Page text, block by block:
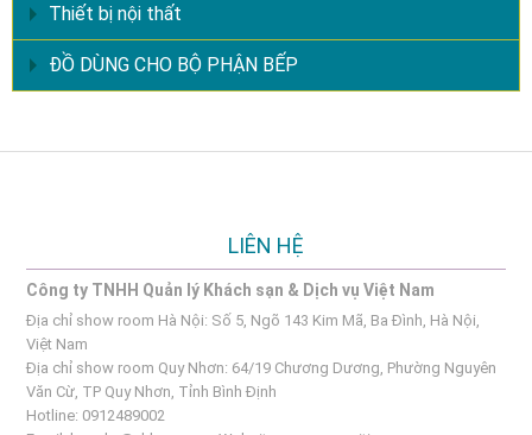
Thiết bị nội thất
ĐỒ DÙNG CHO BỘ PHẬN BẾP
LIÊN HỆ
Công ty TNHH Quản lý Khách sạn & Dịch vụ Việt Nam
Địa chỉ show room Hà Nội: Số 5, Ngõ 143 Kim Mã, Ba Đình, Hà Nội,
Việt Nam
Địa chỉ show room Quy Nhơn: 64/19 Chương Dương, Phường Nguyên
Văn Cừ, TP Quy Nhơn, Tỉnh Bình Định
Hotline: 0912489002